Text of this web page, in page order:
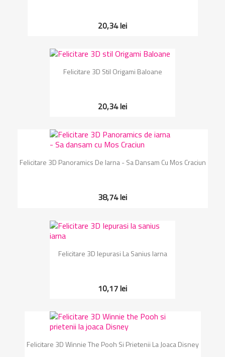
20,34 lei
Felicitare 3D Stil Origami Baloane
20,34 lei
Felicitare 3D Panoramics De Iarna - Sa Dansam Cu Mos Craciun
38,74 lei
Felicitare 3D Iepurasi La Sanius Iarna
10,17 lei
Felicitare 3D Winnie The Pooh Si Prietenii La Joaca Disney